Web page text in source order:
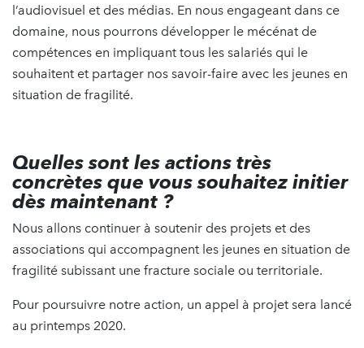
l’audiovisuel et des médias. En nous engageant dans ce
domaine, nous pourrons développer le mécénat de
compétences en impliquant tous les salariés qui le
souhaitent et partager nos savoir-faire avec les jeunes en
situation de fragilité.
Quelles sont les actions très
concrètes que vous souhaitez initier
dès maintenant ?
Nous allons continuer à soutenir des projets et des
associations qui accompagnent les jeunes en situation de
fragilité subissant une fracture sociale ou territoriale.
Pour poursuivre notre action, un appel à projet sera lancé
au printemps 2020.